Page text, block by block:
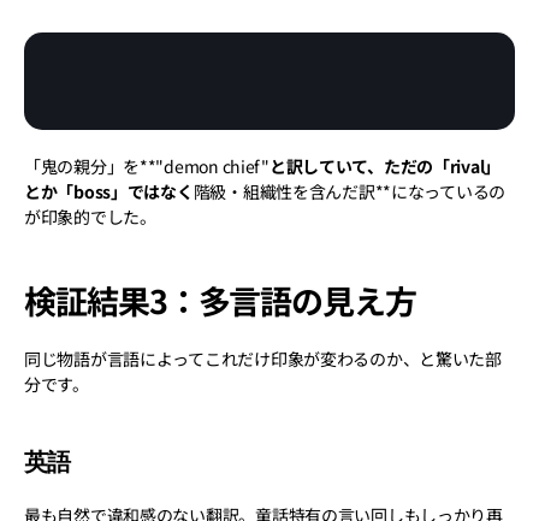
「鬼の親分」を**"demon chief"と訳していて、ただの「rival」
とか「boss」ではなく 階級・組織性を含んだ訳**になっているの
が印象的でした。
検証結果3：多言語の見え方
同じ物語が言語によってこれだけ印象が変わるのか、と驚いた部
分です。
英語
最も自然で違和感のない翻訳。童話特有の言い回しもしっかり再